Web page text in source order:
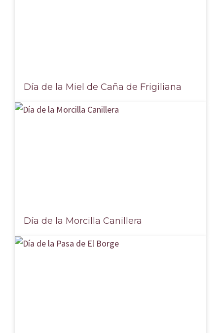
Día de la Miel de Caña de Frigiliana
Día de la Morcilla Canillera